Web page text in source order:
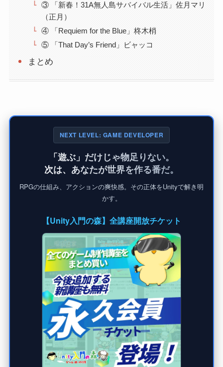
③ 「新春！31A無人島サバイバル生活」佐月マリ
（正月）
④ 「Requiem for the Blue」柊木梢
⑤ 「That Day’s Friend」ビャッコ
まとめ
NEXT LEVEL: GAME DEVELOPER
「遊ぶ」だけじゃ物足りない。
次は、あなたが世界を作る番だ。
RPGの仕組み、アクションの爽快感。その正体をUnityで解き明
かす。
【Unity入門の森】全講座開放チケット